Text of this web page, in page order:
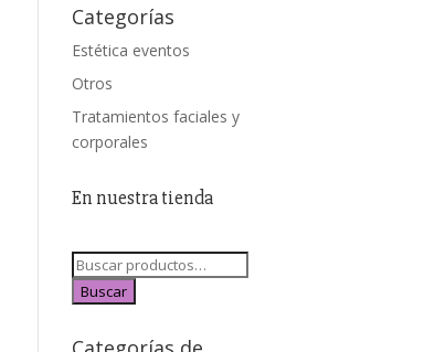
Categorías
Estética eventos
Otros
Tratamientos faciales y
corporales
En nuestra tienda
Buscar